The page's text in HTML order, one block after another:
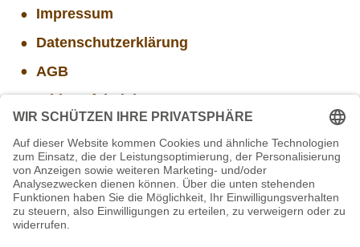
Impressum
Datenschutzerklärung
AGB
Widerrufsbelehrung
Aktuelle Stellenangebote